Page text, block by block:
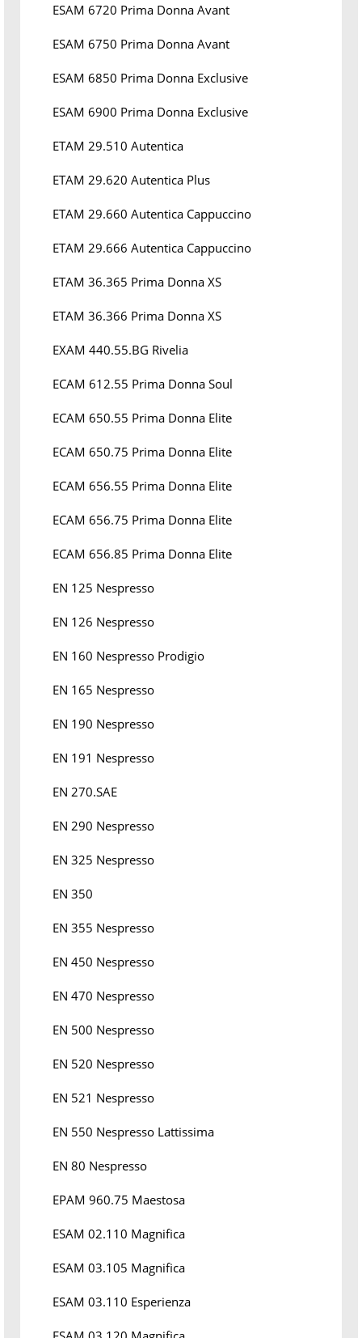
ESAM 6720 Prima Donna Avant
ESAM 6750 Prima Donna Avant
ESAM 6850 Prima Donna Exclusive
ESAM 6900 Prima Donna Exclusive
ETAM 29.510 Autentica
ETAM 29.620 Autentica Plus
ETAM 29.660 Autentica Cappuccino
ETAM 29.666 Autentica Cappuccino
ETAM 36.365 Prima Donna XS
ETAM 36.366 Prima Donna XS
EXAM 440.55.BG Rivelia
ECAM 612.55 Prima Donna Soul
ECAM 650.55 Prima Donna Elite
ECAM 650.75 Prima Donna Elite
ECAM 656.55 Prima Donna Elite
ECAM 656.75 Prima Donna Elite
ECAM 656.85 Prima Donna Elite
EN 125 Nespresso
EN 126 Nespresso
EN 160 Nespresso Prodigio
EN 165 Nespresso
EN 190 Nespresso
EN 191 Nespresso
EN 270.SAE
EN 290 Nespresso
EN 325 Nespresso
EN 350
EN 355 Nespresso
EN 450 Nespresso
EN 470 Nespresso
EN 500 Nespresso
EN 520 Nespresso
EN 521 Nespresso
EN 550 Nespresso Lattissima
EN 80 Nespresso
EPAM 960.75 Maestosa
ESAM 02.110 Magnifica
ESAM 03.105 Magnifica
ESAM 03.110 Esperienza